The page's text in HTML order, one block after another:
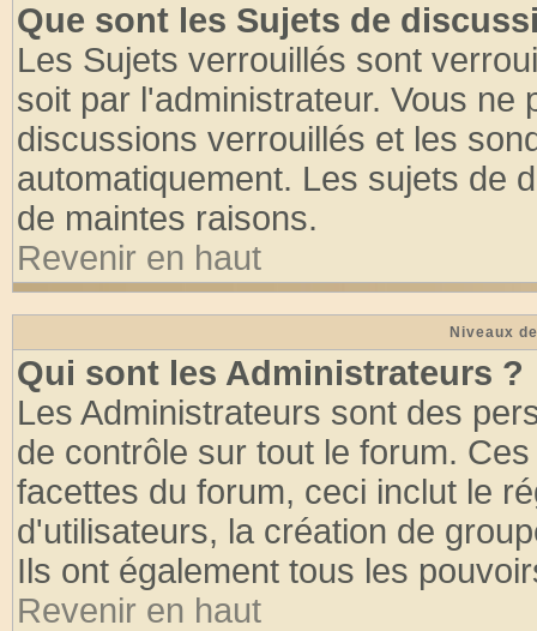
Que sont les Sujets de
Les Sujets verrouillés sont
soit par l'administrateur. Vous
discussions verrouillés et les
automatiquement. Les sujets de
de maintes raisons.
Revenir en haut
Niveaux
Qui sont les Administrateurs ?
Les Administrateurs sont des
de contrôle sur tout le forum.
facettes du forum, ceci inclut le
d'utilisateurs, la création de
Ils ont également tous les
Revenir en haut